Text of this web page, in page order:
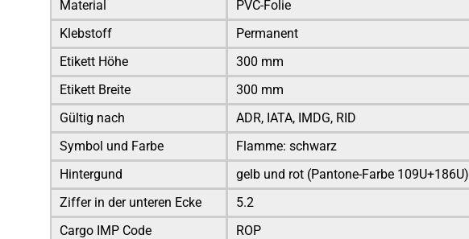
Material
PVC-Folie
Klebstoff
Permanent
Etikett Höhe
300 mm
Etikett Breite
300 mm
Gültig nach
ADR, IATA, IMDG, RID
Symbol und Farbe
Flamme: schwarz
Hintergund
gelb und rot (Pantone-Farbe 109U+186U)
Ziffer in der unteren Ecke
5.2
Cargo IMP Code
ROP